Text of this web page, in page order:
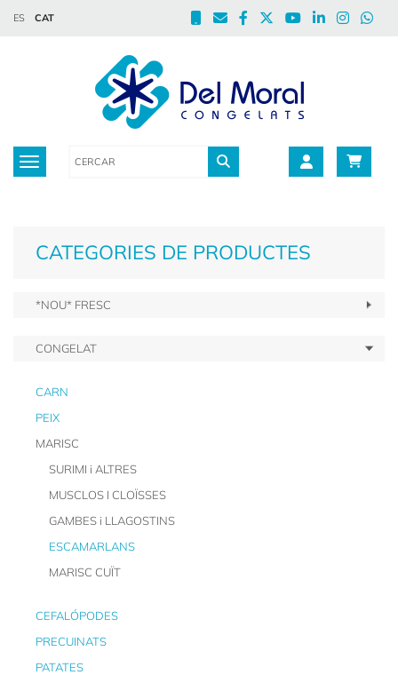
ES CAT
Toggle navigation
CATEGORIES DE PRODUCTES
*NOU* FRESC
CONGELAT
CARN
PEIX
MARISC
SURIMI i ALTRES
MUSCLOS I CLOÏSSES
GAMBES i LLAGOSTINS
ESCAMARLANS
MARISC CUÏT
CEFALÓPODES
PRECUINATS
PATATES